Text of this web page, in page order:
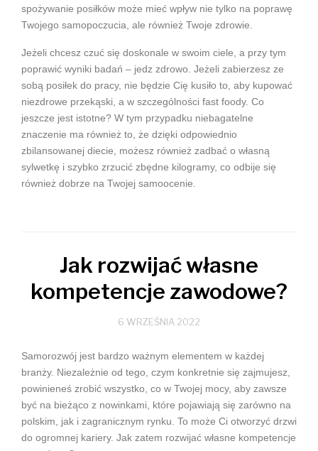
spożywanie posiłków może mieć wpływ nie tylko na poprawę
Twojego samopoczucia, ale również Twoje zdrowie.
Jeżeli chcesz czuć się doskonale w swoim ciele, a przy tym
poprawić wyniki badań – jedz zdrowo. Jeżeli zabierzesz ze
sobą posiłek do pracy, nie będzie Cię kusiło to, aby kupować
niezdrowe przekąski, a w szczególności fast foody. Co
jeszcze jest istotne? W tym przypadku niebagatelne
znaczenie ma również to, że dzięki odpowiednio
zbilansowanej diecie, możesz również zadbać o własną
sylwetkę i szybko zrzucić zbędne kilogramy, co odbije się
również dobrze na Twojej samoocenie.
Jak rozwijać własne
kompetencje zawodowe?
6 WRZEŚNIA 2022
Samorozwój jest bardzo ważnym elementem w każdej
branży. Niezależnie od tego, czym konkretnie się zajmujesz,
powinieneś zrobić wszystko, co w Twojej mocy, aby zawsze
być na bieżąco z nowinkami, które pojawiają się zarówno na
polskim, jak i zagranicznym rynku. To może Ci otworzyć drzwi
do ogromnej kariery. Jak zatem rozwijać własne kompetencje